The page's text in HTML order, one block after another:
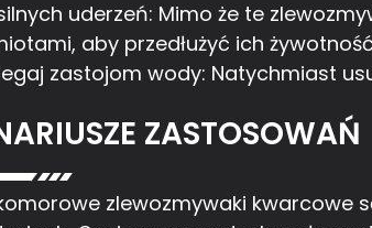
uderzeń: Mimo że te
aby przedłużyć ich
zastojom wody: Natychmiast
ZASTOSOWAŃ
zlewozmywaki kwarcowe